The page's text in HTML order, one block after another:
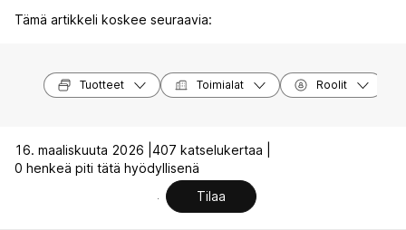
Tämä artikkeli koskee seuraavia:
Tuotteet Toimialat Roolit
16. maaliskuuta 2026 | 407 katselukertaa |
0 henkeä piti tätä hyödyllisenä
Tilaa